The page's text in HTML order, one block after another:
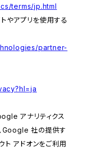
terms/jp.html
やアプリを使用する
partner-
アナリティクス
Google 社の提供す
ト アドオンをご利用